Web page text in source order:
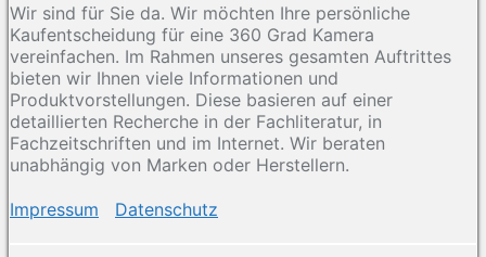
Wir sind für Sie da. Wir möchten Ihre persönliche
Kaufentscheidung für eine 360 Grad Kamera
vereinfachen. Im Rahmen unseres gesamten Auftrittes
bieten wir Ihnen viele Informationen und
Produktvorstellungen. Diese basieren auf einer
detaillierten Recherche in der Fachliteratur, in
Fachzeitschriften und im Internet. Wir beraten
unabhängig von Marken oder Herstellern.
Impressum Datenschutz